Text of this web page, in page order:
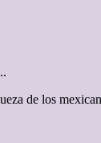
de los